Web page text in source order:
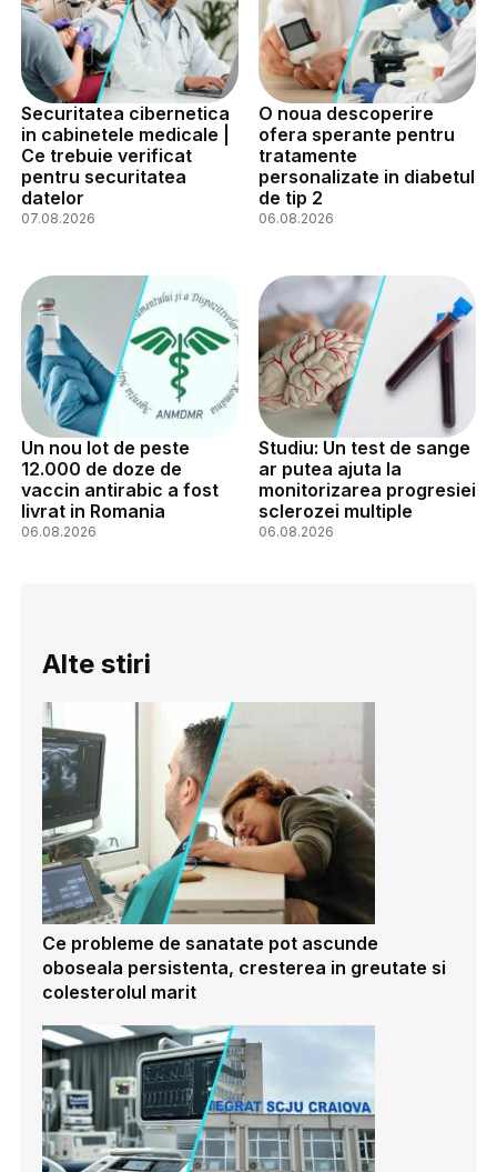
Securitatea cibernetica
in cabinetele medicale |
Ce trebuie verificat
pentru securitatea
datelor
07.08.2026
O noua descoperire
ofera sperante pentru
tratamente
personalizate in diabetul
de tip 2
06.08.2026
Un nou lot de peste
12.000 de doze de
vaccin antirabic a fost
livrat in Romania
06.08.2026
Studiu: Un test de sange
ar putea ajuta la
monitorizarea progresiei
sclerozei multiple
06.08.2026
Alte stiri
Ce probleme de sanatate pot ascunde
oboseala persistenta, cresterea in greutate si
colesterolul marit